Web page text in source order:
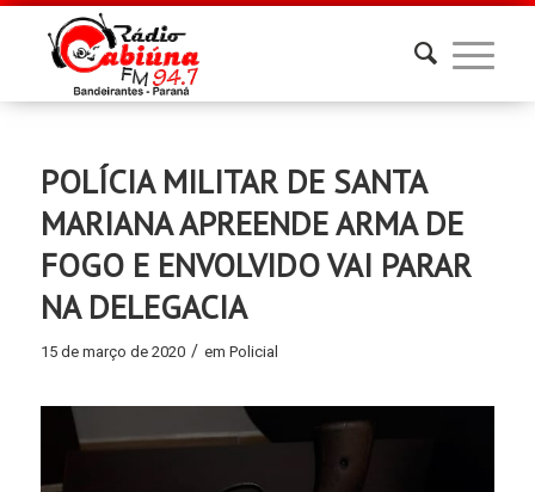
POLÍCIA MILITAR DE SANTA
MARIANA APREENDE ARMA DE
FOGO E ENVOLVIDO VAI PARAR
NA DELEGACIA
15 de março de 2020 / em Policial